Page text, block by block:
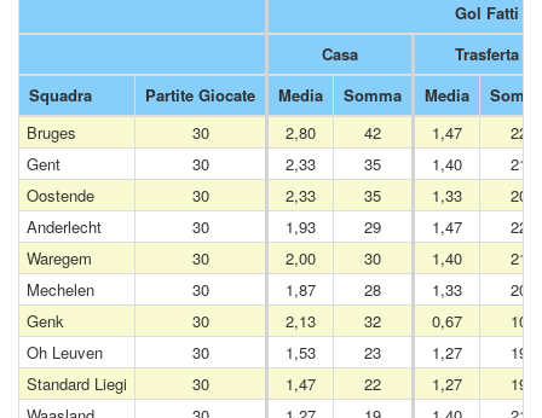
Gol Fatti
Casa
Trasferta
Squadra
Partite Giocate Media Somma Media
Bruges
30 2,80 42 1,47
22
Gent
30 2,33 35 1,40
21
Oostende
30 2,33 35 1,33
20
Anderlecht
30 1,93 29 1,47
22
Waregem
30 2,00 30 1,40
21
Mechelen
30 1,87 28 1,33
20
Genk
30 2,13 32 0,67
10
Oh Leuven
30 1,53 23 1,27
19
Standard Liegi
30 1,47 22 1,27
19